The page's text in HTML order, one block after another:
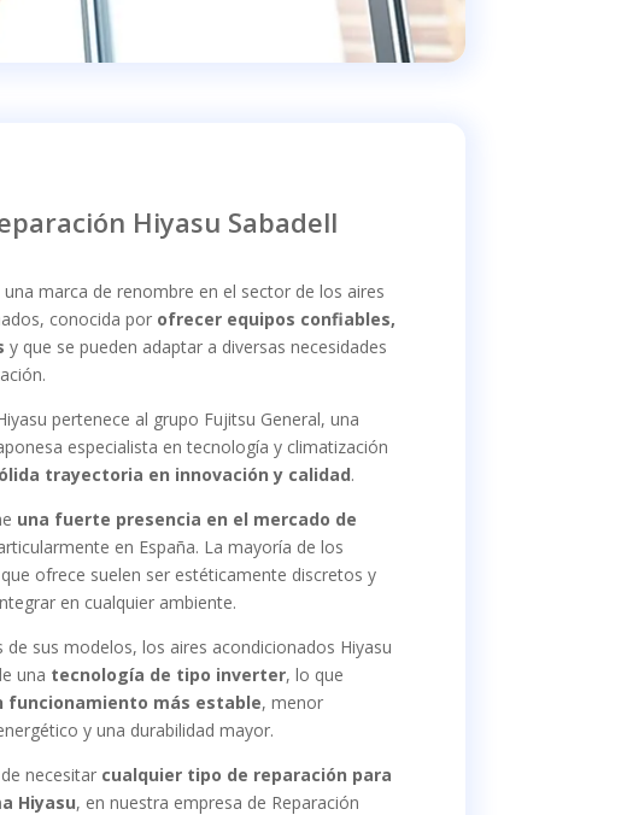
Hiyasu Sabadell
una marca de renombre en el sector de los aires
conocida por ofrecer equipos confiables,
y que se pueden adaptar a diversas necesidades
pertenece al grupo Fujitsu General, una
especialista en tecnología y climatización
trayectoria en innovación y calidad.
una fuerte presencia en el mercado de
en España. La mayoría de los
ofrece suelen ser estéticamente discretos y
en cualquier ambiente.
de sus modelos, los aires acondicionados Hiyasu
una tecnología de tipo inverter, lo que
funcionamiento más estable, menor
y una durabilidad mayor.
necesitar cualquier tipo de reparación para
Hiyasu, en nuestra empresa de Reparación